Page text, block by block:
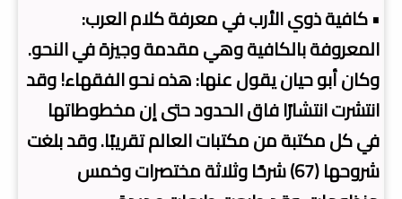
• كافية ذوي الأرب في معرفة كلام العرب:
المعروفة بالكافية وهي مقدمة وجيزة في النحو.
وكان أبو حيان يقول عنها: هذه نحو الفقهاء! وقد
انتشرت انتشارًا فاق الحدود حتى إن مخطوطاتها
في كل مكتبة من مكتبات العالم تقريبًا. وقد بلغت
شروحها (67) شرحًا وثلاثة مختصرات وخمس